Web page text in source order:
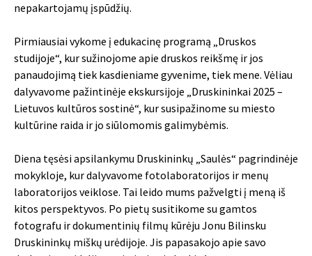
nepakartojamų įspūdžių.
Pirmiausiai vykome į edukacinę programą „Druskos
studijoje“, kur sužinojome apie druskos reikšmę ir jos
panaudojimą tiek kasdieniame gyvenime, tiek mene. Vėliau
dalyvavome pažintinėje ekskursijoje „Druskininkai 2025 –
Lietuvos kultūros sostinė“, kur susipažinome su miesto
kultūrine raida ir jo siūlomomis galimybėmis.
Diena tęsėsi apsilankymu Druskininkų „Saulės“ pagrindinėje
mokykloje, kur dalyvavome fotolaboratorijos ir menų
laboratorijos veiklose. Tai leido mums pažvelgti į meną iš
kitos perspektyvos. Po pietų susitikome su gamtos
fotografu ir dokumentinių filmų kūrėju Jonu Bilinsku
Druskininkų miškų urėdijoje. Jis papasakojo apie savo